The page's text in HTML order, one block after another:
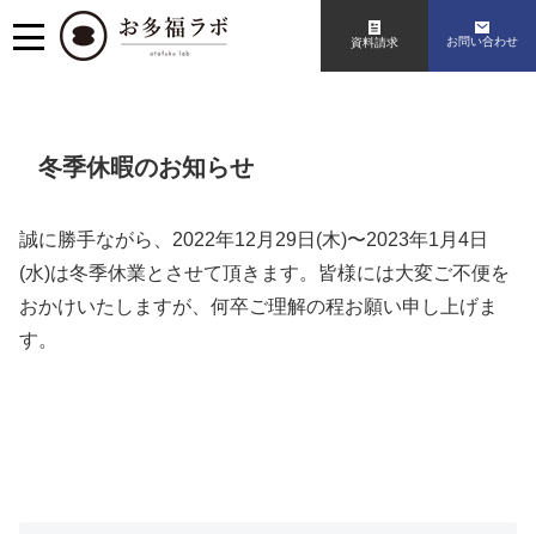
資料請求 お問い合わせ
冬季休暇のお知らせ
誠に勝手ながら、2022年12月29日(木)〜2023年1月4日
(水)は冬季休業とさせて頂きます。皆様には大変ご不便を
おかけいたしますが、何卒ご理解の程お願い申し上げま
す。